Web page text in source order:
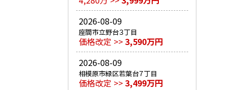
2026-08-09
座間市立野台３丁目
価格改定 >>3,590万円
2026-08-09
相模原市緑区若葉台７丁目
価格改定 >>3,499万円